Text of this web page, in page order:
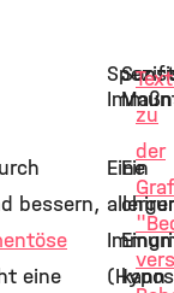
bessern,
eine
Eine
Ein
kann
zu
der